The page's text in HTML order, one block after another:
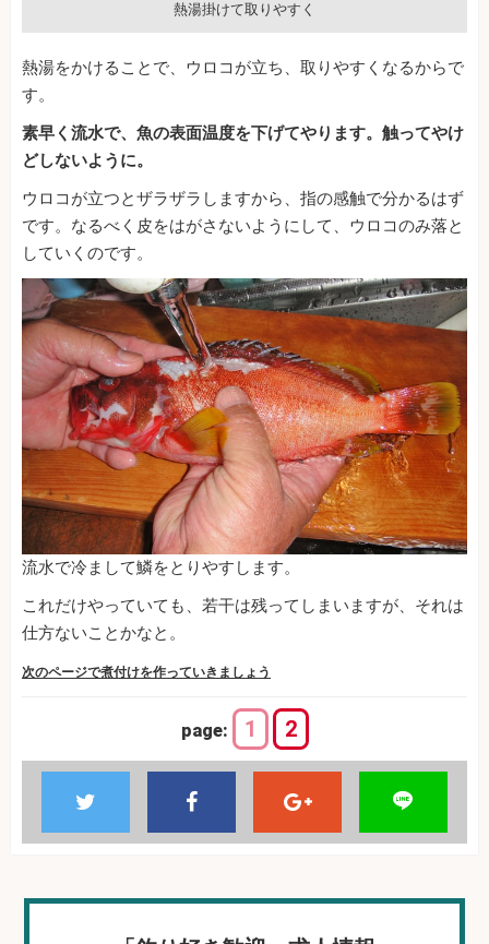
熱湯掛けて取りやすく
熱湯をかけることで、ウロコが立ち、取りやすくなるからで
す。
素早く流水で、魚の表面温度を下げてやります。触ってやけ
どしないように。
ウロコが立つとザラザラしますから、指の感触で分かるはず
です。なるべく皮をはがさないようにして、ウロコのみ落と
していくのです。
流水で冷まして鱗をとりやすします。
これだけやっていても、若干は残ってしまいますが、それは
仕方ないことかなと。
次のページで煮付けを作っていきましょう
page: 1 2